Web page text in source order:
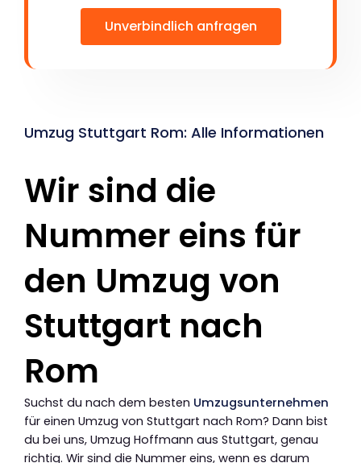
Unverbindlich anfragen
Umzug Stuttgart Rom: Alle Informationen
Wir sind die
Nummer eins für
den Umzug von
Stuttgart nach
Rom
Suchst du nach dem besten Umzugsunternehmen
für einen Umzug von Stuttgart nach Rom? Dann bist
du bei uns, Umzug Hoffmann aus Stuttgart, genau
richtig. Wir sind die Nummer eins, wenn es darum